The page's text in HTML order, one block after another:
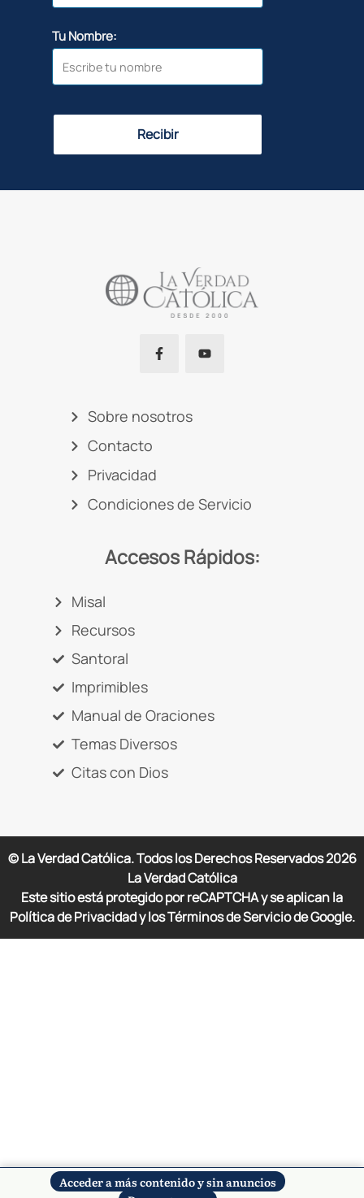
Tu Nombre:
Recibir
Sobre nosotros
Contacto
Privacidad
Condiciones de Servicio
Accesos Rápidos:
Misal
Recursos
Santoral
Imprimibles
Manual de Oraciones
Temas Diversos
Citas con Dios
© La Verdad Católica. Todos los Derechos Reservados2026
La Verdad Católica
Este sitio está protegido por reCAPTCHA y se aplican la
Política de Privacidad y los Términos de Servicio de Google.
Acceder a más contenido y sin anuncios